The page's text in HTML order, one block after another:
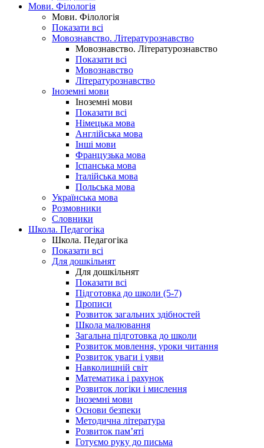
Мови. Філологія
Мови. Філологія
Показати всі
Мовознавство. Літературознавство
Мовознавство. Літературознавство
Показати всі
Мовознавство
Літературознавство
Іноземні мови
Іноземні мови
Показати всі
Німецька мова
Англійська мова
Інші мови
Французька мова
Іспанська мова
Італійська мова
Польська мова
Українська мова
Розмовники
Словники
Школа. Педагогіка
Школа. Педагогіка
Показати всі
Для дошкільнят
Для дошкільнят
Показати всі
Підготовка до школи (5-7)
Прописи
Розвиток загальних здібностей
Школа малювання
Загальна підготовка до школи
Розвиток мовлення, уроки читання
Розвиток уваги і уяви
Навколишній світ
Математика і рахунок
Розвиток логіки і мислення
Іноземні мови
Основи безпеки
Методична література
Розвиток пам’яті
Готуємо руку до письма